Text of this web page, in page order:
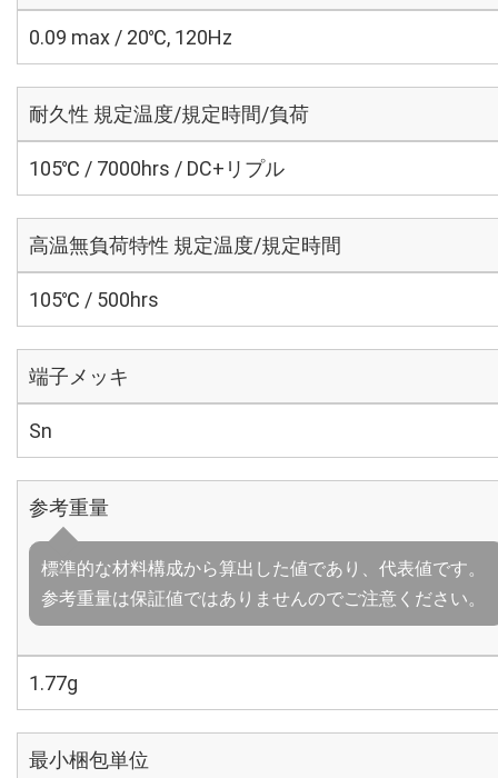
0.09 max / 20℃, 120Hz
耐久性 規定温度/規定時間/負荷
105℃ / 7000hrs / DC+リプル
高温無負荷特性 規定温度/規定時間
105℃ / 500hrs
端子メッキ
Sn
参考重量
標準的な材料構成から算出した値であり、代表値です。
参考重量は保証値ではありませんのでご注意ください。
1.77g
最小梱包単位